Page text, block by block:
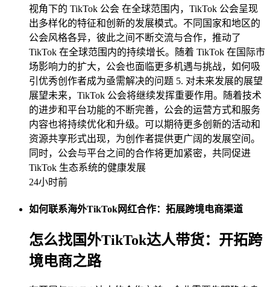
视角下的 TikTok 公会 在全球范围内，TikTok 公会呈现
出多样化的特征和创新的发展模式。不同国家和地区的
公会风格各异，彼此之间不断交流与合作，推动了
TikTok 在全球范围内的持续增长。随着 TikTok 在国际市
场影响力的扩大，公会也面临更多机遇与挑战，如何吸
引优秀创作者成为亟需解决的问题 5. 对未来发展的展望
展望未来，TikTok 公会将继续发挥重要作用。随着技术
的进步和平台功能的不断完善，公会的运营方式和服务
内容也将持续优化和升级。可以期待更多创新的活动和
资源共享形式出现，为创作者提供更广阔的发展空间。
同时，公会与平台之间的合作将更加紧密，共同促进
TikTok 生态系统的健康发展
24小时前
如何联系海外TikTok网红合作：拓展跨境电商渠道
怎么找国外TikTok达人带货：开拓跨
境电商之路